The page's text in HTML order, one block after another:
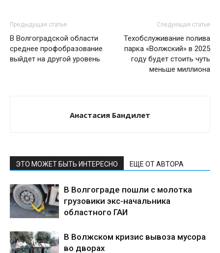
Предыдущая статья
В Волгоградской области
среднее профобразование
выйдет на другой уровень
Следующая статья
Техобслуживание полива
парка «Волжский» в 2025
году будет стоить чуть
меньше миллиона
Анастасия Бандилет
ЭТО МОЖЕТ БЫТЬ ИНТЕРЕСНО ЕЩЕ ОТ АВТОРА
В Волгограде пошли с молотка
грузовики экс-начальника
областного ГАИ
В Волжском кризис вывоза мусора
во дворах